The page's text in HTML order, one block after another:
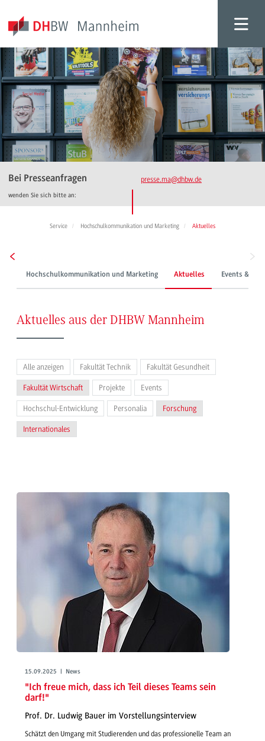
Bei Presseanfragen
wenden Sie sich bitte an:
presse.ma@dhbw.de
Service Hochschulkommunikation und Marketing Aktuelles
Hochschulkommunikation und Marketing Aktuelles Events &
Aktuelles aus der DHBW Mannheim
Alle anzeigen Fakultät Technik Fakultät Gesundheit
Fakultät Wirtschaft Projekte Events
Hochschul-Entwicklung Personalia Forschung
Internationales
15.09.2025 | News
"Ich freue mich, dass ich Teil dieses Teams sein
darf!"
Prof. Dr. Ludwig Bauer im Vorstellungsinterview
Schätzt den Umgang mit Studierenden und das professionelle Team an